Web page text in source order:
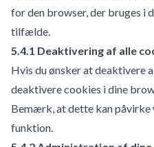
for den browser, der bruges i
tilfælde.
5.4.1 Deaktivering af alle
Hvis du ønsker at deaktivere
deaktivere cookies i dine
Bemærk, at dette kan påvirke
funktion.